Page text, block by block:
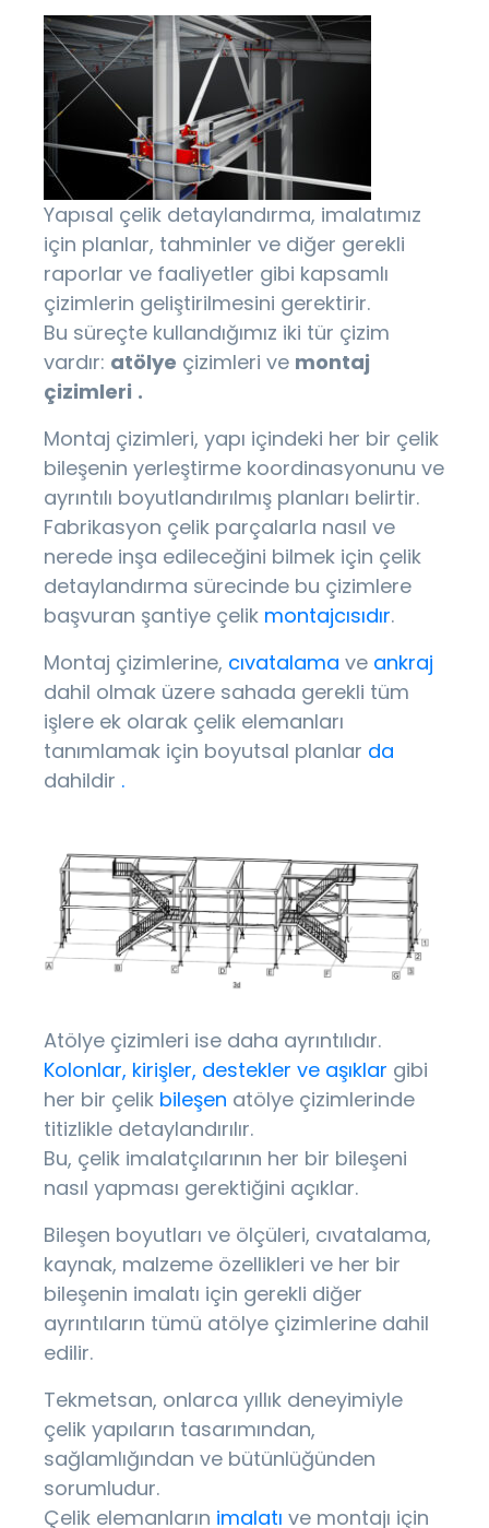
Yapısal çelik detaylandırma, imalatımız
için planlar, tahminler ve diğer gerekli
raporlar ve faaliyetler gibi kapsamlı
çizimlerin geliştirilmesini gerektirir.
Bu süreçte kullandığımız iki tür çizim
vardır: atölye çizimleri ve montaj
çizimleri .
Montaj çizimleri, yapı içindeki her bir çelik
bileşenin yerleştirme koordinasyonunu ve
ayrıntılı boyutlandırılmış planları belirtir.
Fabrikasyon çelik parçalarla nasıl ve
nerede inşa edileceğini bilmek için çelik
detaylandırma sürecinde bu çizimlere
başvuran şantiye çelik montajcısıdır.
Montaj çizimlerine, cıvatalama ve ankraj
dahil olmak üzere sahada gerekli tüm
işlere ek olarak çelik elemanları
tanımlamak için boyutsal planlar da
dahildir .
Atölye çizimleri ise daha ayrıntılıdır.
Kolonlar, kirişler, destekler ve aşıklar gibi
her bir çelik bileşen atölye çizimlerinde
titizlikle detaylandırılır.
Bu, çelik imalatçılarının her bir bileşeni
nasıl yapması gerektiğini açıklar.
Bileşen boyutları ve ölçüleri, cıvatalama,
kaynak, malzeme özellikleri ve her bir
bileşenin imalatı için gerekli diğer
ayrıntıların tümü atölye çizimlerine dahil
edilir.
Tekmetsan, onlarca yıllık deneyimiyle
çelik yapıların tasarımından,
sağlamlığından ve bütünlüğünden
sorumludur.
Çelik elemanların imalatı ve montajı için